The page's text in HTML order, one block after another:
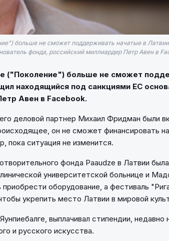
больше не сможет поддерживать начатые в
фонда, российский миллиардер Петр Авен в
("Поколение") больше не сможет
находящийся под санкциями ЕС
Авен в Facebook.
деловой партнер Михаил Фридман были
он не сможет финансировать
пока ситуация не изменится.
фонда Paaudze в Латвии
университетской больнице и
оборудование, а фестиваль
укрепить место Латвии в мировой
выплачивал стипендии, недавно
и русского искусства.